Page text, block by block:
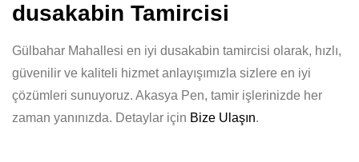
dusakabin Tamircisi
Gülbahar Mahallesi en iyi dusakabin tamircisi olarak, hızlı,
güvenilir ve kaliteli hizmet anlayışımızla sizlere en iyi
çözümleri sunuyoruz. Akasya Pen, tamir işlerinizde her
zaman yanınızda. Detaylar için Bize Ulaşın.